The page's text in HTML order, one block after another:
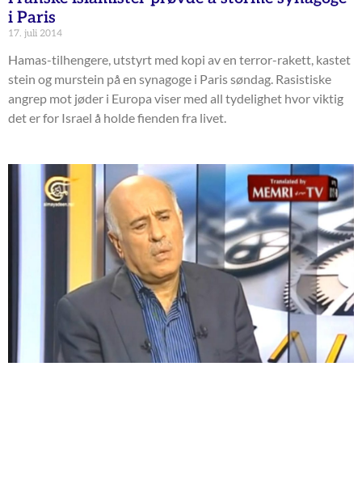
i Paris
17. juli 2014
Hamas-tilhengere, utstyrt med kopi av en terror-rakett, kastet
stein og murstein på en synagoge i Paris søndag. Rasistiske
angrep mot jøder i Europa viser med all tydelighet hvor viktig
det er for Israel å holde fienden fra livet.